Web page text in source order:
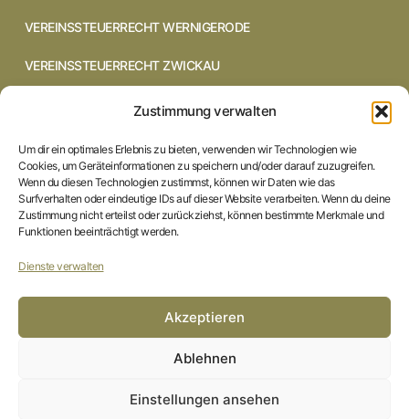
Zustimmung verwalten
Um dir ein optimales Erlebnis zu bieten, verwenden wir Technologien wie
Cookies, um Geräteinformationen zu speichern und/oder darauf zuzugreifen.
Wenn du diesen Technologien zustimmst, können wir Daten wie das
Surfverhalten oder eindeutige IDs auf dieser Website verarbeiten. Wenn du deine
Zustimmung nicht erteilst oder zurückziehst, können bestimmte Merkmale und
Funktionen beeinträchtigt werden.
Dienste verwalten
Akzeptieren
Ablehnen
Einstellungen ansehen
VEREINSSTEUERRECHT WERNIGERODE
VEREINSSTEUERRECHT ZWICKAU
VEREINSSTEUERRECHT CHEMNITZ
VEREINSSTEUERRECHT DRESDEN
VEREINSSTEUERRECHT COTTBUS
VEREINSSTEUERRECHT IN BRAUNSCHWEIG
STARTSEITE
COOKIE-RICHTLINIE (EU)